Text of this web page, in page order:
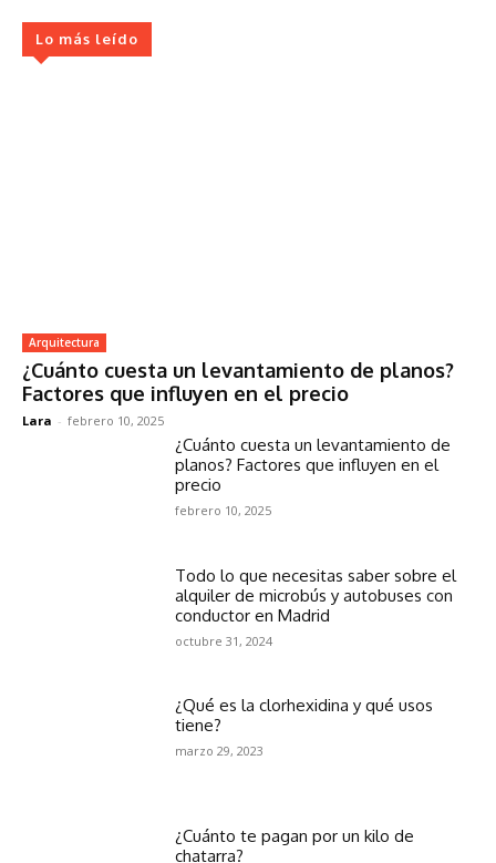
Lo más leído
Arquitectura
¿Cuánto cuesta un levantamiento de planos?
Factores que influyen en el precio
Lara - febrero 10, 2025
¿Cuánto cuesta un levantamiento de
planos? Factores que influyen en el
precio
febrero 10, 2025
Todo lo que necesitas saber sobre el
alquiler de microbús y autobuses con
conductor en Madrid
octubre 31, 2024
¿Qué es la clorhexidina y qué usos
tiene?
marzo 29, 2023
¿Cuánto te pagan por un kilo de
chatarra?